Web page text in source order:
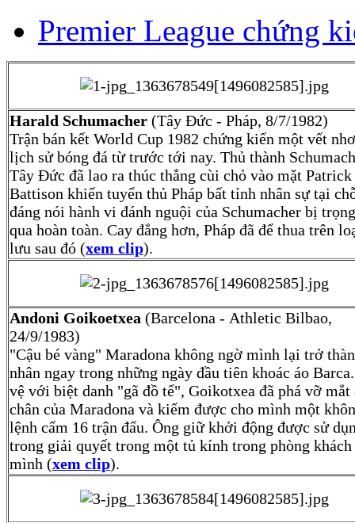
Premier League chứng
Harald Schumacher (Tây Đức - Pháp, 8/7/1982)
Trận bán kết World Cup 1982 chứng kiến một vết
lịch sử bóng đá từ trước tới nay. Thủ thành
Tây Đức đã lao ra thúc thẳng cùi chỏ vào mặt Patrick
Battison khiến tuyển thủ Pháp bất tỉnh nhân sự tại
đáng nói hành vi đánh nguội của Schumacher bị
qua hoàn toàn. Cay đắng hơn, Pháp đã để thua trên
lưu sau đó (xem clip).
Andoni Goikoetxea (Barcelona - Athletic Bilbao,
24/9/1983)
"Cậu bé vàng" Maradona không ngờ mình lại trở
nhân ngay trong những ngày đầu tiên khoác áo
vệ với biệt danh "gã đồ tể", Goikotxea đã phá vỡ mắt
chân của Maradona và kiếm được cho mình một
lệnh cấm 16 trận đấu. Ông giữ khởi động được sử
trong giải quyết trong một tủ kính trong phòng khách
mình (xem clip).